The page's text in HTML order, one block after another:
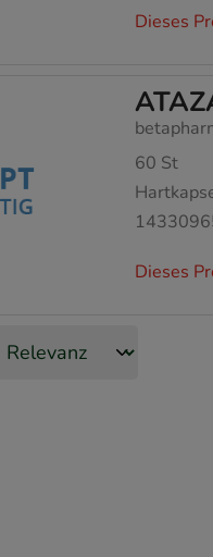
Dieses
60 St
Dieses